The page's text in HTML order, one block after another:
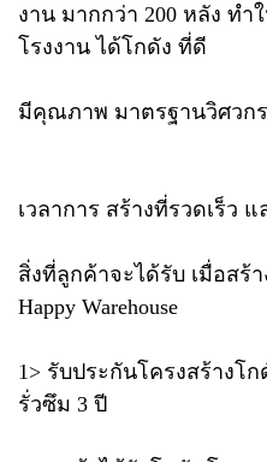
งาน มากกว่า 200 หลัง ทำ
โรงงาน ได้โกดัง ที่ดี
มีคุณภาพ มาตรฐานวิศวก
เวลาการ สร้างที่รวดเร็ว
สิ่งที่ลูกค้าจะได้รับ เมื่อสร้
Happy Warehouse
1> รับประกันโครงสร้างโ
รั่วซึม 3 ปี